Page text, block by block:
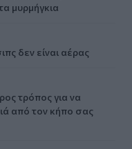
μυρμήγκια
δεν είναι αέρας
τρόπος για να
από τον κήπο σας